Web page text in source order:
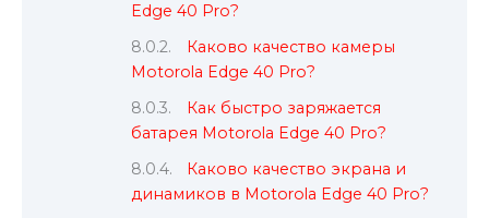
Edge 40 Pro?
Каково качество камеры
Motorola Edge 40 Pro?
Как быстро заряжается
батарея Motorola Edge 40 Pro?
Каково качество экрана и
динамиков в Motorola Edge 40 Pro?